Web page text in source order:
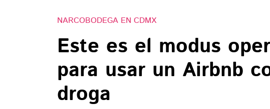
NARCOBODEGA EN CDMX
Este es el modus
para usar un Airbnb
droga